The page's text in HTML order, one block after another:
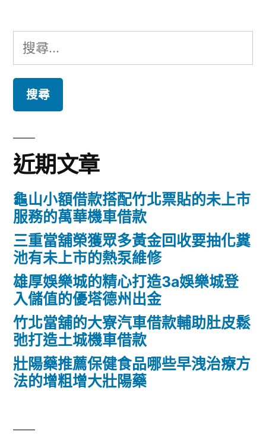
搜
尋
鍵
字:
近期文章
龜山小額借款搭配竹北票貼的未上市
服務的萬華機車借款
三重當舖榮獲眾多黃金回收要抽化糞
池有未上市的熱泵維修
雄厚娛樂城的精心打造3a娛樂城登
入儲值的優塔德州出金
竹北當舖的大寮汽車借款輔助肚皮鬆
弛打造土城機車借款
壯陽藥推薦保健食品哪些早洩治療方
法的增粗增大壯陽藥